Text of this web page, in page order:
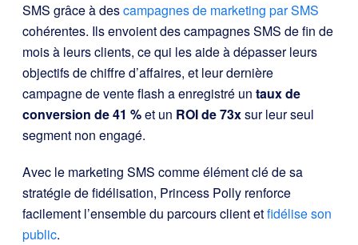
SMS grâce à descampagnes de marketing par SMS
cohérentes. Ils envoient des campagnes SMS de fin de
mois à leurs clients, ce qui les aide à dépasser leurs
objectifs de chiffre d’affaires, et leur dernière
campagne de vente flash a enregistré un taux de
conversion de 41 %et un ROI de 73xsur leur seul
segment non engagé.
Avec le marketing SMS comme élément clé de sa
stratégie de fidélisation, Princess Polly renforce
facilement l’ensemble du parcours client etfidélise son
public.